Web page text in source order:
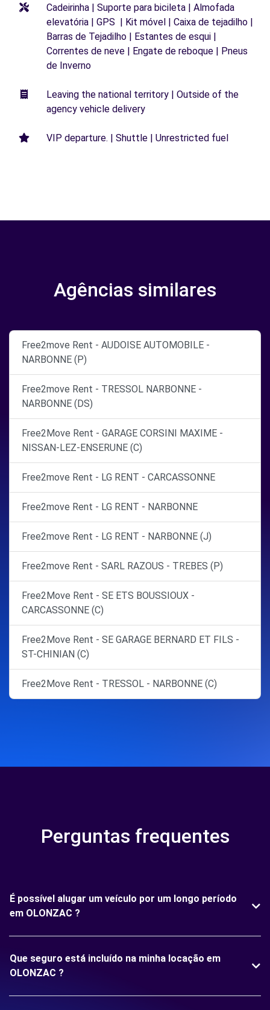
Cadeirinha | Suporte para bicileta | Almofada
elevatória | GPS | Kit móvel | Caixa de tejadilho |
Barras de Tejadilho | Estantes de esqui |
Correntes de neve | Engate de reboque | Pneus
de Inverno
Leaving the national territory | Outside of the
agency vehicle delivery
VIP departure. | Shuttle | Unrestricted fuel
Agências similares
Free2move Rent - AUDOISE AUTOMOBILE -
NARBONNE (P)
Free2move Rent - TRESSOL NARBONNE -
NARBONNE (DS)
Free2Move Rent - GARAGE CORSINI MAXIME -
NISSAN-LEZ-ENSERUNE (C)
Free2move Rent - LG RENT - CARCASSONNE
Free2move Rent - LG RENT - NARBONNE
Free2move Rent - LG RENT - NARBONNE (J)
Free2move Rent - SARL RAZOUS - TREBES (P)
Free2Move Rent - SE ETS BOUSSIOUX -
CARCASSONNE (C)
Free2Move Rent - SE GARAGE BERNARD ET FILS -
ST-CHINIAN (C)
Free2Move Rent - TRESSOL - NARBONNE (C)
Perguntas frequentes
É possível alugar um veículo por um longo período
em OLONZAC ?
Que seguro está incluído na minha locação em
OLONZAC ?